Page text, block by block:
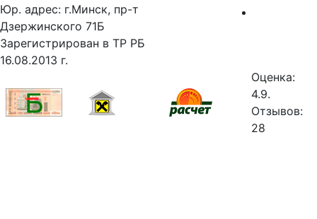
Юр. адрес: г.Минск, пр-т
Дзержинского 71Б
Зарегистрирован в ТР РБ
16.08.2013 г.
Оценка:
4.9.
Отзывов:
28